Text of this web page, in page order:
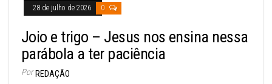
28 de julho de 2026 0
Joio e trigo – Jesus nos ensina nessa
parábola a ter paciência
Por REDAÇÃO